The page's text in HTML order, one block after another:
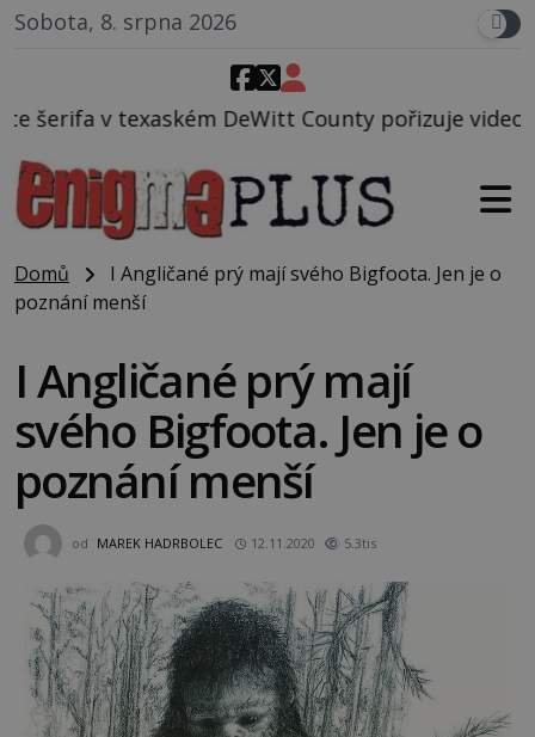
Sobota, 8. srpna 2026
County pořizuje video, na kterém před jeho
Domů
I Angličané prý mají svého Bigfoota. Jen je o
poznání menší
I Angličané prý mají
svého Bigfoota. Jen je o
poznání menší
od MAREK HADRBOLEC 12.11.2020 5.3tis